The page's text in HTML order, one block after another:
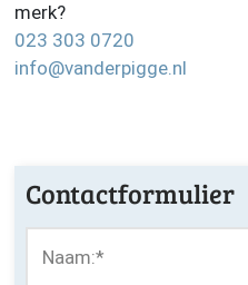
merk?
023 303 0720
info@vanderpigge.nl
Contactformulier
Naam:*